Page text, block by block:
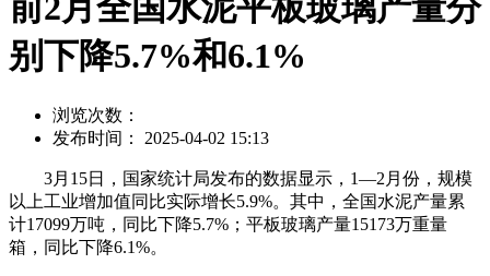
前2月全国水泥平板玻璃产量分
别下降5.7%和6.1%
浏览次数：
发布时间： 2025-04-02 15:13
3月15日，国家统计局发布的数据显示，1—2月份，规模
以上工业增加值同比实际增长5.9%。其中，全国水泥产量累
计17099万吨，同比下降5.7%；平板玻璃产量15173万重量
箱，同比下降6.1%。